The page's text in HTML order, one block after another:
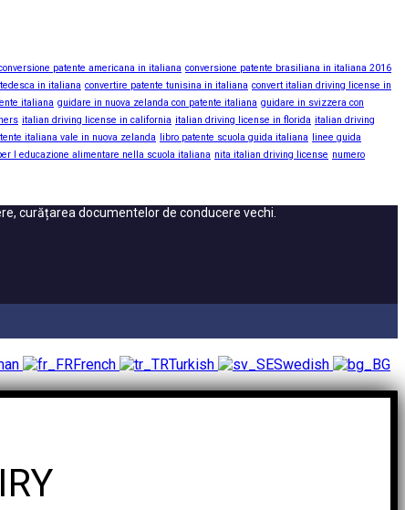
patente americana in italiana conversione patente brasiliana in italiana 2016
in italiana convertire patente tunisina in italiana convert italian driving license in
italiana guidare in nuova zelanda con patente italiana guidare in svizzera con
italian driving license in california italian driving license in florida italian driving
italiana vale in nuova zelanda libro patente scuola guida italiana
linee guida
l educazione alimentare nella scuola italiana nita italian driving license numero
curățarea documentelor de conducere vechi.
French Turkish
Swedish